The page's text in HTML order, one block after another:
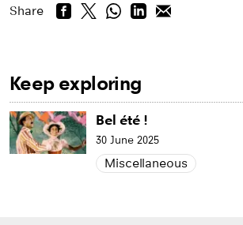
Share
Keep exploring
Bel été !
30 June 2025
Miscellaneous